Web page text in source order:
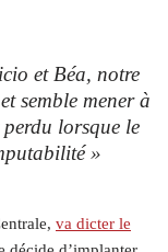
et Béa, notre
semble mener à
lorsque le
»
va dicter le